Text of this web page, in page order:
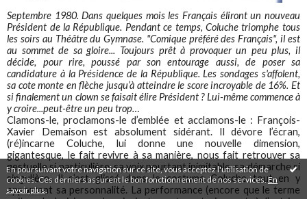
En poursuivant votre navigation sur ce site, vous acceptez l'utilisation de
cookies. Ces derniers assurent le bon fonctionnement de nos services.En
savoir plus.
Septembre 1980. Dans quelques mois les Français éliront un nouveau
Président de la République. Pendant ce temps, Coluche triomphe tous
les soirs au Théâtre du Gymnase. "Comique préféré des Français", il est
au sommet de sa gloire... Toujours prêt à provoquer un peu plus, il
décide, pour rire, poussé par son entourage aussi, de poser sa
candidature à la Présidence de la République. Les sondages s'affolent,
sa cote monte en flèche jusqu’à atteindre le score incroyable de 16%. Et
si finalement un clown se faisait élire Président ? Lui-même commence à
y croire...peut-être un peu trop…
Clamons-le, proclamons-le d’emblée et acclamons-le : François-
Xavier Demaison est absolument sidérant. Il dévore l’écran,
(ré)incarne Coluche, lui donne une nouvelle dimension,
gigantesque, le fait revivre à sa manière, nous fait retrouver sa
gestuelle si particulière, sa voix pourtant inimitable, sa démarche si
singulière. Il s’est glissé dans le costume Coluche tout en y
apportant sa personnalité. La performance (encore que le terme